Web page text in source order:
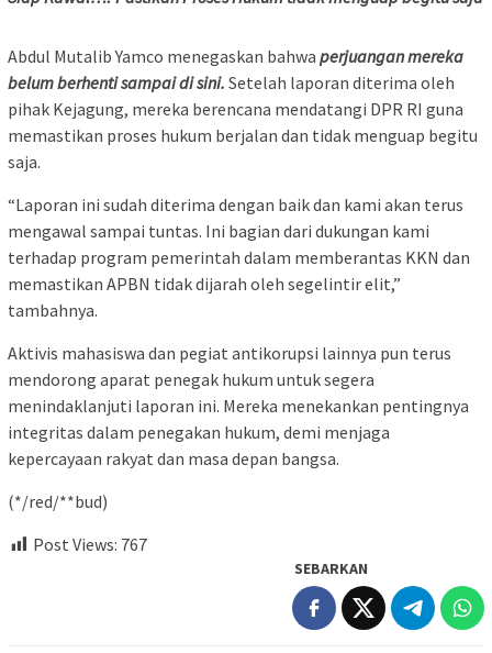
Abdul Mutalib Yamco menegaskan bahwa perjuangan mereka
belum berhenti sampai di sini. Setelah laporan diterima oleh
pihak Kejagung, mereka berencana mendatangi DPR RI guna
memastikan proses hukum berjalan dan tidak menguap begitu
saja.
“Laporan ini sudah diterima dengan baik dan kami akan terus
mengawal sampai tuntas. Ini bagian dari dukungan kami
terhadap program pemerintah dalam memberantas KKN dan
memastikan APBN tidak dijarah oleh segelintir elit,”
tambahnya.
Aktivis mahasiswa dan pegiat antikorupsi lainnya pun terus
mendorong aparat penegak hukum untuk segera
menindaklanjuti laporan ini. Mereka menekankan pentingnya
integritas dalam penegakan hukum, demi menjaga
kepercayaan rakyat dan masa depan bangsa.
(*/red/**bud)
Post Views: 767
SEBARKAN